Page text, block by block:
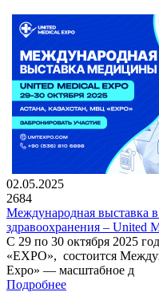
02.05.2025
2684
Международная выставка
здравоохранения – United
С 29 по 30 октября 2025
«EXPO», состоится
Expo» — масштабное д
Подробнее